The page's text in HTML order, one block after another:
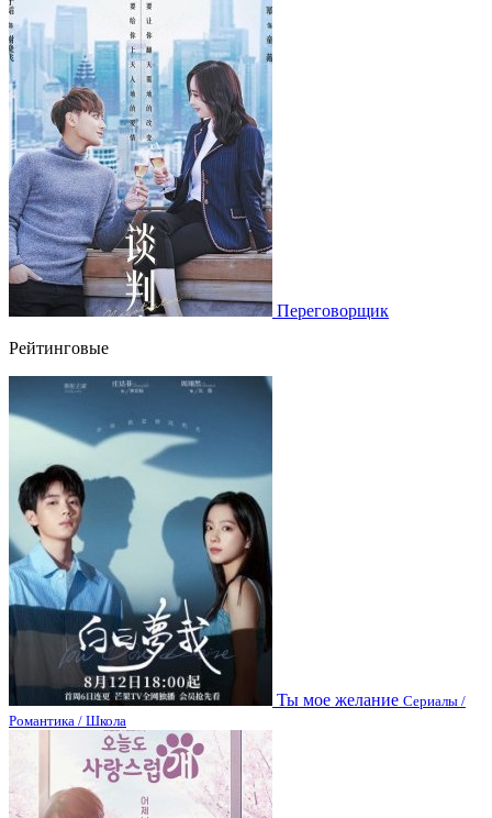
Переговорщик
Рейтинговые
Ты мое желание Сериалы /
Романтика / Школа